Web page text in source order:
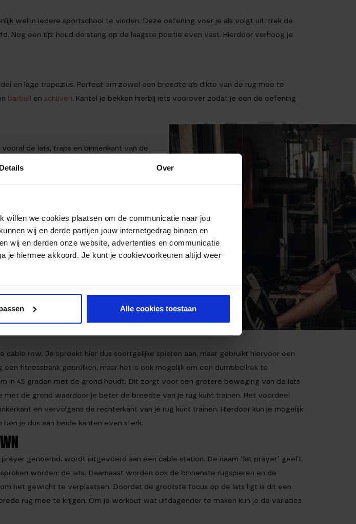
Details Over
willen we cookies plaatsen om de communicatie naar jou
wij en derde partijen jouw internetgedrag binnen en
wij en derden onze website, advertenties en communicatie
je hiermee akkoord. Je kunt je cookievoorkeuren altijd weer
Alle cookies toestaan
wel in iedere sportschool te vinden. Deze oefening voer je als volgt uit: trek de
Nog een tip: houd de stang op de laagste positie even vast. Hierdoor verhoog je
en lage trapezius. Perfect om zowel een breedte als dikte van de rug mee te
barbell en schijven. Kantel je bekken hierbij iets voorover zodat je een de oefening
de lats, traps en binnenkant van de
spanning op de biceps komt. Om dit
je meer de focus op de bovenkant van
de lat pulldown vaak in iedere
de range of motion groter te maken kun je
cable row. Je spreekt hier dus soortgelijke spieren aan, maar gebruikt hiervoor een
fitnessbank gebruiken, maar het is ook mogelijk om een dumbbellrek te
in 45 graden met de grond houdt. Dit zorgt voor een grotere beweging van de lats
met de grond waardoor je beter de breedte van je rug kunt trainen. Het voordeel
en vervolgens de rechterkant van je rug kunt trainen. Hierdoor kun je mogelijk
je dus aan beide kanten even sterk.
genoemd, wordt uitgevoerd aan een cable station. De naam ‘lat prayer’ geeft
worden: de lats. Daarnaast worden ook de binnenste rugspieren en de
het gewicht te verplaatsen. Doordat de grootste focus op de lats ligt is dit een
rug mee te krijgen. Om je workout wat uitdagender te maken kun je de variaties